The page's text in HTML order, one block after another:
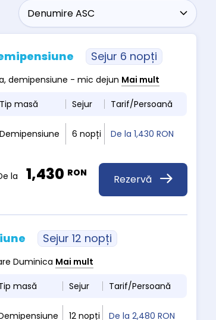
Sejur 6 nopți
demipensiune - mic dejun Mai mult
Tip masă Sejur
Tarif/Persoană
Demipensiune 6 nopți De la1,430 RON
Rezervă
la 1,430 RON
Sejur 12 nopți
Duminica Mai mult
masă Sejur
Tarif/Persoană
12 nopți De la2,480 RON